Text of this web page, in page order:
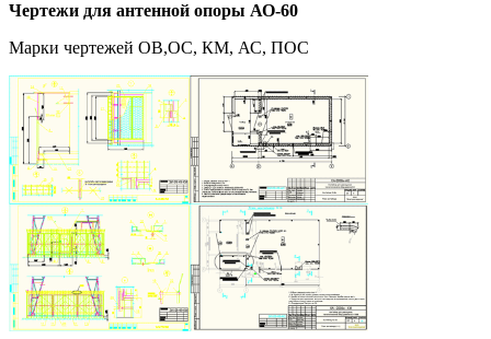
Чертежи для антенной опоры АО-60
Марки чертежей ОВ,ОС, КМ, АС, ПОС